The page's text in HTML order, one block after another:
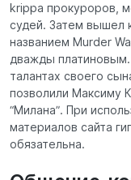
krippa прокуроров,
судей. Затем вышел
названием Murder
дважды
талантах своего
позволили Максиму
“Милана”. При
материалов сайта
обязательна.